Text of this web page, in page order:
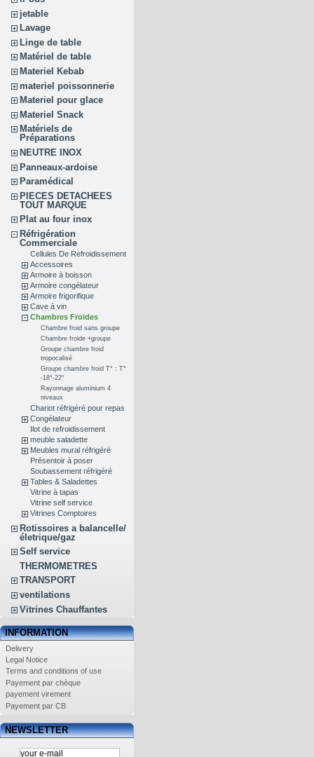
jetable
Lavage
Linge de table
Matériel de table
Materiel Kebab
materiel poissonnerie
Materiel pour glace
Materiel Snack
Matériels de
Préparations
NEUTRE INOX
Panneaux-ardoise
Paramédical
PIECES DETACHEES
TOUT MARQUE
Plat au four inox
Réfrigération
Commerciale
Cellules De Refroidissement
Accessoires
Armoire à boisson
Armoire congélateur
Armoire frigorifique
Cave à vin
Chambres Froides
Chambre froid sans groupe
Chambre froide +groupe
Groupe chambre froid
tropocalisé
Groupe chambre froid T° : T°
-18°-22°
Rayonnage aluminium 4
niveaux
Chariot réfrigéré pour repas
Congélateur
Ilot de refroidissement
meuble saladette
Meubles mural réfrigéré
Présentoir à poser
Soubassement réfrigéré
Tables & Saladettes
Vitrine à tapas
Vitrine self service
Vitrines Comptoires
Rotissoires a balancelle/
életrique/gaz
Self service
THERMOMETRES
TRANSPORT
ventilations
Vitrines Chauffantes
INFORMATION
Delivery
Legal Notice
Terms and conditions of use
Payement par chèque
payement virement
Payement par CB
NEWSLETTER